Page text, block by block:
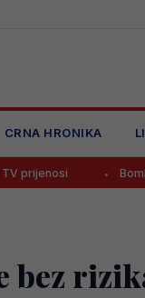
CRNA HRONIKA
Bomba koja je sve
bez